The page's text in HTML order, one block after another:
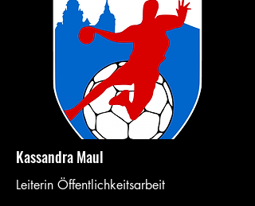
Kassandra Maul
Leiterin Öffentlichkeitsarbeit